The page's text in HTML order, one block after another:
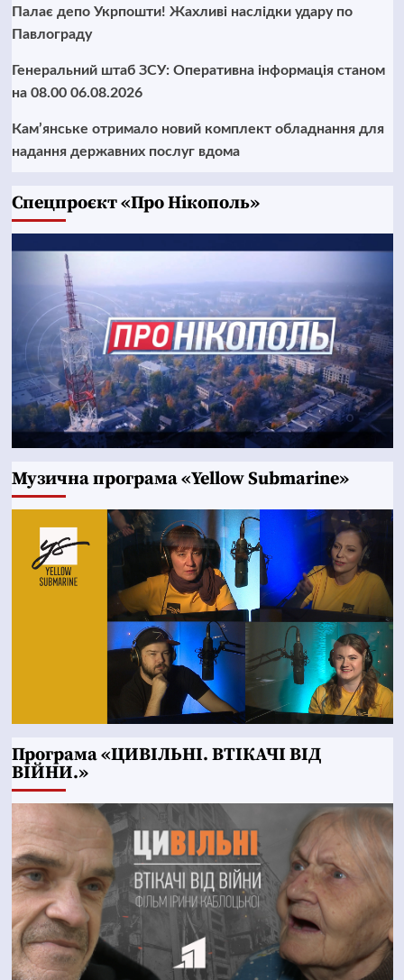
Палає депо Укрпошти! Жахливі наслідки удару по
Павлограду
Генеральний штаб ЗСУ: Оперативна інформація станом
на 08.00 06.08.2026
Кам’янське отримало новий комплект обладнання для
надання державних послуг вдома
Cпецпроєкт «Про Нікополь»
Музична програма «Yellow Submarine»
Програма «ЦИВІЛЬНІ. ВТІКАЧІ ВІД
ВІЙНИ.»